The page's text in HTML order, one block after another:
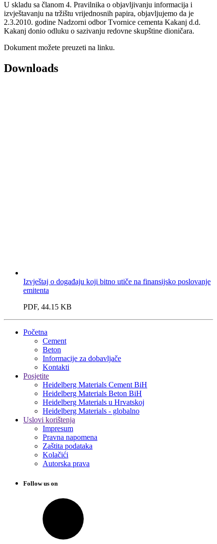
U skladu sa članom 4. Pravilnika o objavljivanju informacija i
izvještavanju na tržištu vrijednosnih papira, objavljujemo da je
2.3.2010. godine Nadzorni odbor Tvornice cementa Kakanj d.d.
Kakanj donio odluku o sazivanju redovne skupštine dioničara.
Dokument možete preuzeti na linku.
Downloads
Izvještaj o događaju koji bitno utiče na finansijsko poslovanje
emitenta
PDF, 44.15 KB
Početna
Cement
Beton
Informacije za dobavljače
Kontakti
Posjetite
Heidelberg Materials Cement BiH
Heidelberg Materials Beton BiH
Heidelberg Materials u Hrvatskoj
Heidelberg Materials - globalno
Uslovi korištenja
Impresum
Pravna napomena
Zaštita podataka
Kolačići
Autorska prava
Follow us on